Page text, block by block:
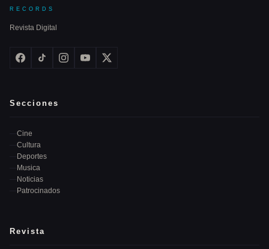
RECORDS
Revista Digital
Secciones
Cine
Cultura
Deportes
Musica
Noticias
Patrocinados
Revista